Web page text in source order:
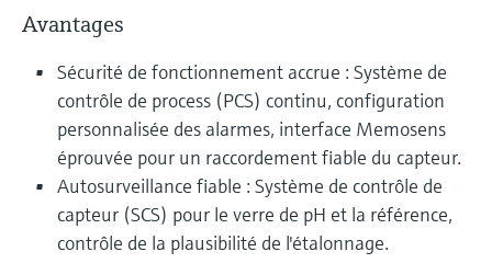
Avantages
Sécurité de fonctionnement accrue : Système de
contrôle de process (PCS) continu, configuration
personnalisée des alarmes, interface Memosens
éprouvée pour un raccordement fiable du capteur.
Autosurveillance fiable : Système de contrôle de
capteur (SCS) pour le verre de pH et la référence,
contrôle de la plausibilité de l'étalonnage.